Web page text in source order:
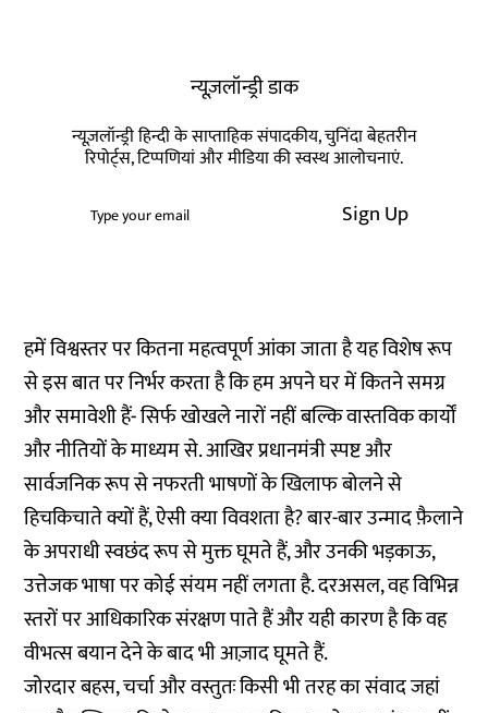
न्यूज़लॉन्ड्री डाक
न्यूज़लॉन्ड्री हिन्दी के साप्ताहिक संपादकीय, चुनिंदा बेहतरीन
रिपोर्ट्स, टिप्पणियां और मीडिया की स्वस्थ आलोचनाएं.
Sign Up
हमें विश्वस्तर पर कितना महत्वपूर्ण आंका जाता है यह विशेष रूप
से इस बात पर निर्भर करता है कि हम अपने घर में कितने समग्र
और समावेशी हैं- सिर्फ खोखले नारों नहीं बल्कि वास्तविक कार्यों
और नीतियों के माध्यम से. आखिर प्रधानमंत्री स्पष्ट और
सार्वजनिक रूप से नफरती भाषणों के खिलाफ बोलने से
हिचकिचाते क्यों हैं, ऐसी क्या विवशता है? बार-बार उन्माद फ़ैलाने
के अपराधी स्वछंद रूप से मुक्त घूमते हैं, और उनकी भड़काऊ,
उत्तेजक भाषा पर कोई संयम नहीं लगता है. दरअसल, वह विभिन्न
स्तरों पर आधिकारिक संरक्षण पाते हैं और यही कारण है कि वह
वीभत्स बयान देने के बाद भी आज़ाद घूमते हैं.
जोरदार बहस, चर्चा और वस्तुतः किसी भी तरह का संवाद जहां